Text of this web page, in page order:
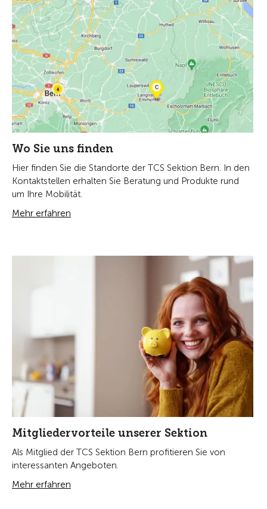
Wo Sie uns finden
Hier finden Sie die Standorte der TCS Sektion Bern. In den
Kontaktstellen erhalten Sie Beratung und Produkte rund
um Ihre Mobilität.
Mehr erfahren
Mitgliedervorteile unserer Sektion
Als Mitglied der TCS Sektion Bern profitieren Sie von
interessanten Angeboten.
Mehr erfahren